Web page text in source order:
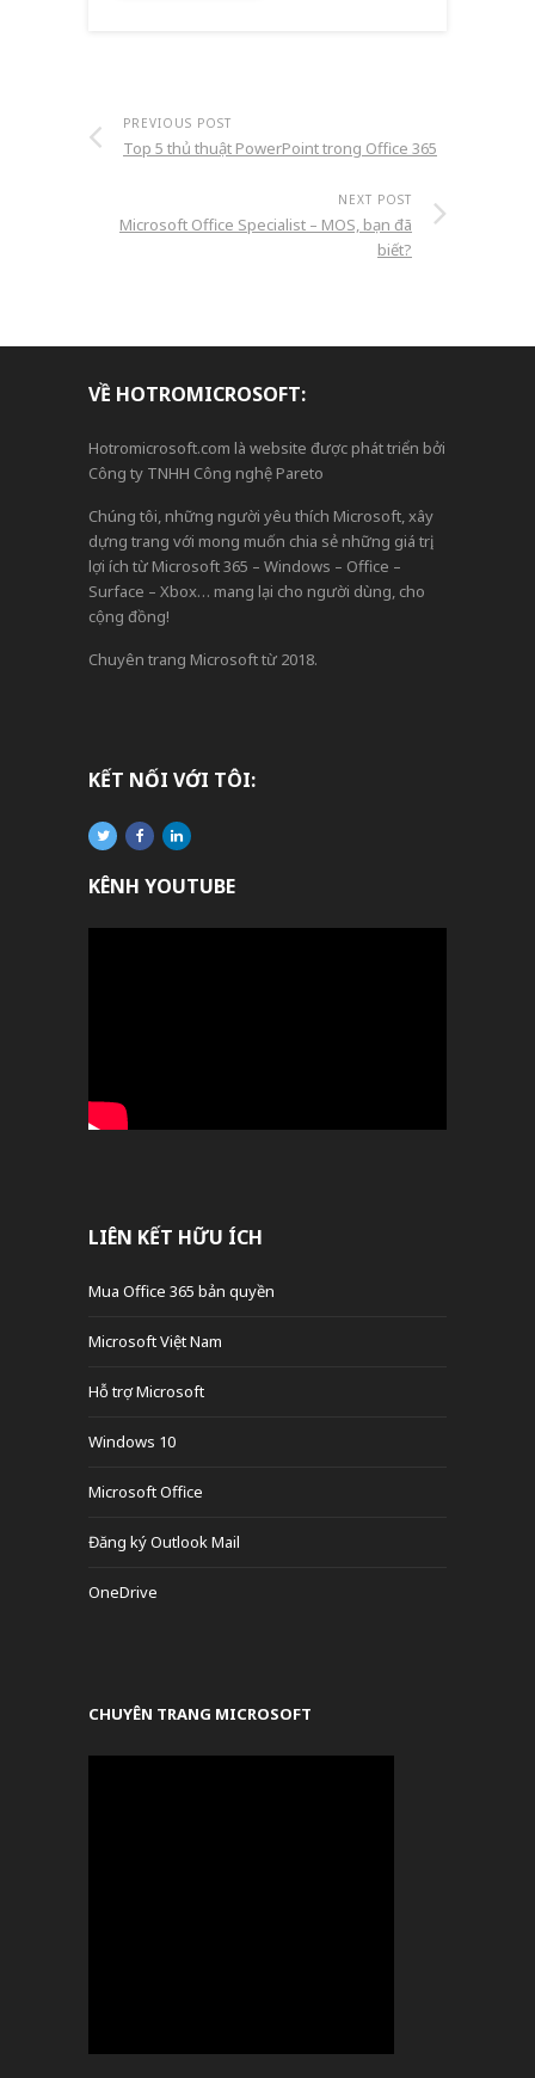
PREVIOUS POST
Top 5 thủ thuật PowerPoint trong Office 365
NEXT POST
Microsoft Office Specialist – MOS, bạn đã
biết?
VỀ HOTROMICROSOFT:
Hotromicrosoft.com là website được phát triển bởi
Công ty TNHH Công nghệ Pareto
Chúng tôi, những người yêu thích Microsoft, xây
dựng trang với mong muốn chia sẻ những giá trị,
lợi ích từ Microsoft 365 – Windows – Office –
Surface – Xbox… mang lại cho người dùng, cho
cộng đồng!
Chuyên trang Microsoft từ 2018.
KẾT NỐI VỚI TÔI:
KÊNH YOUTUBE
LIÊN KẾT HỮU ÍCH
Mua Office 365 bản quyền
Microsoft Việt Nam
Hỗ trợ Microsoft
Windows 10
Microsoft Office
Đăng ký Outlook Mail
OneDrive
CHUYÊN TRANG MICROSOFT